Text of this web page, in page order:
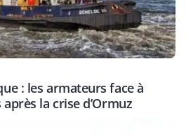
: les armateurs face à
la crise d’Ormuz